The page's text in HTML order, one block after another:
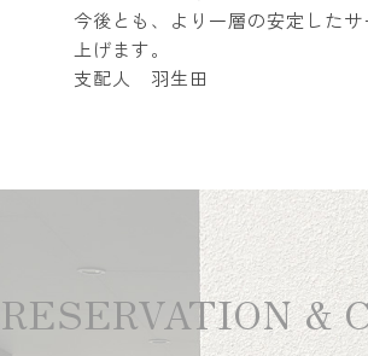
今後とも、より一層の安定した
上げます。
支配人 羽生田
RESERVATION &